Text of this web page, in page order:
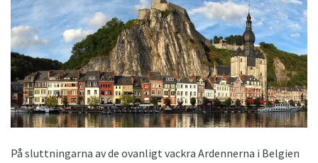
På sluttningarna av de ovanligt vackra Ardennerna i Belgien